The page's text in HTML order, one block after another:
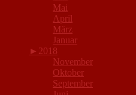
Mai
April
März
Januar
► 2018
November
Oktober
September